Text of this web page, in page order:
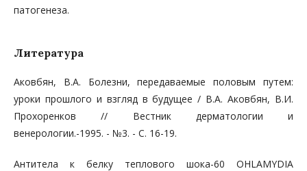
патогенеза.
Литература
Аковбян, В.А. Болезни, передаваемые половым путем:
уроки прошлого и взгляд в будущее / В.А. Аковбян, В.И.
Прохоренков // Вестник дерматологии и
венерологии.-1995. - №3. - C. 16-19.
Антитела к белку теплового шока-60 OHLAMYDIA